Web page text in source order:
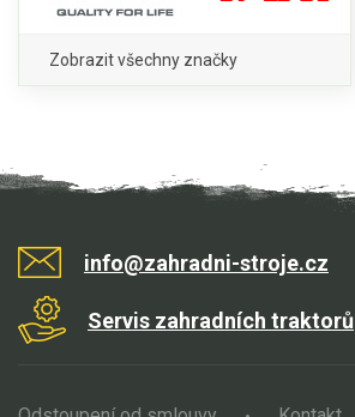
Zobrazit všechny značky
info@zahradni-stroje.cz
Servis zahradních traktorů